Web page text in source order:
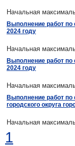
Начальная
Выполнение работ по
2024 году
Начальная
Выполнение работ по
2024 году
Начальная
Выполнение работ по
городского округа
Начальная
1